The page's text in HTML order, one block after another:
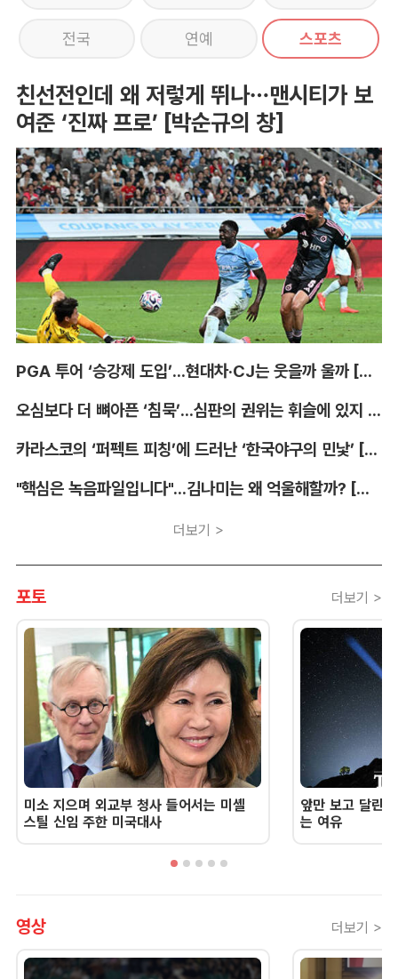
전국 연예 스포츠
친선전인데 왜 저렇게 뛰나…맨시티가 보
여준 ‘진짜 프로’ [박순규의 창]
PGA 투어 ‘승강제 도입’...현대차·CJ는 웃을까 울까 [박호윤의 IN&OUT]
오심보다 더 뼈아픈 ‘침묵’...심판의 권위는 휘슬에 있지 않다 [박순규의 창]
카라스코의 ‘퍼펙트 피칭’에 드러난 ‘한국야구의 민낯’ [김대호의 야구생각]
"핵심은 녹음파일입니다"...김나미는 왜 억울해할까? [유병철의 스포츠 렉시오]
더보기 >
포토 더보기 >
미소 지으며 외교부 청사 들어서는 미셸
스틸 신임 주한 미국대사
앞만 보고 달린
는 여유
영상 더보기 >